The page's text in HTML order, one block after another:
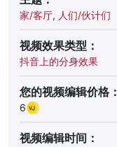
家/客厅, 人们/伙计们
视频效果类型：
抖音上的分身效果
您的视频编辑价格：
6
视频编辑时间：